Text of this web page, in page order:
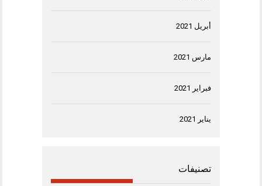
أبريل 2021
مارس 2021
فبراير 2021
يناير 2021
تصنيفات